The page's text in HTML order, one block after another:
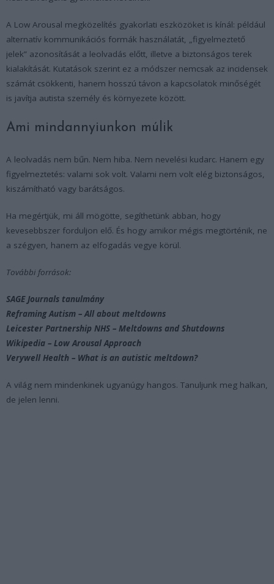
A Low Arousal megközelítés gyakorlati eszközöket is kínál: például
alternatív kommunikációs formák használatát, „figyelmeztető
jelek” azonosítását a leolvadás előtt, illetve a biztonságos terek
kialakítását. Kutatások szerint ez a módszer nemcsak az incidensek
számát csökkenti, hanem hosszú távon a kapcsolatok minőségét
is javítja autista személy és környezete között.
Ami mindannyiunkon múlik
A leolvadás nem bűn. Nem hiba. Nem nevelési kudarc. Hanem egy
figyelmeztetés: valami sok volt. Valami nem volt elég biztonságos,
kiszámítható vagy barátságos.
Ha megértjük, mi áll mögötte, segíthetünk abban, hogy
kevesebbszer forduljon elő. És hogy amikor mégis megtörténik, ne
a szégyen, hanem az elfogadás vegye körül.
További források:
SAGE Journals tanulmány
Reframing Autism – All about meltdowns
Leicester Partnership NHS – Meltdowns and Shutdowns
Wikipedia – Low Arousal Approach
Verywell Health – What is an autistic meltdown?
A világ nem mindenkinek ugyanúgy hangos. Tanuljunk meg halkan,
de jelen lenni.